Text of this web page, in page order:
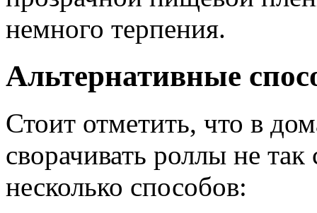
немного терпения.
Альтернативные
Стоит отметить, что в
сворачивать роллы не
несколько способов: